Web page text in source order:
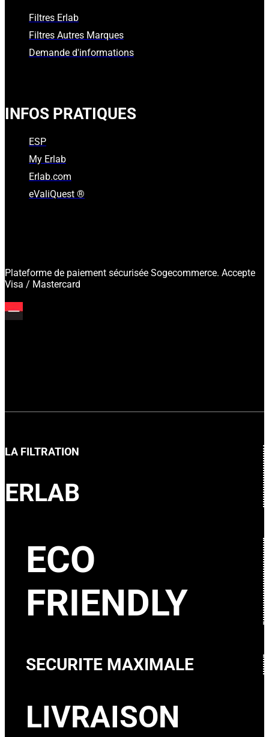
Filtres Erlab
Filtres Autres Marques
Demande d'informations
INFOS PRATIQUES
ESP
My Erlab
Erlab.com
eValiQuest ®
Plateforme de paiement sécurisée Sogecommerce. Accepte
Visa / Mastercard
LA FILTRATION
ERLAB
ECO
FRIENDLY
SECURITE MAXIMALE
LIVRAISON